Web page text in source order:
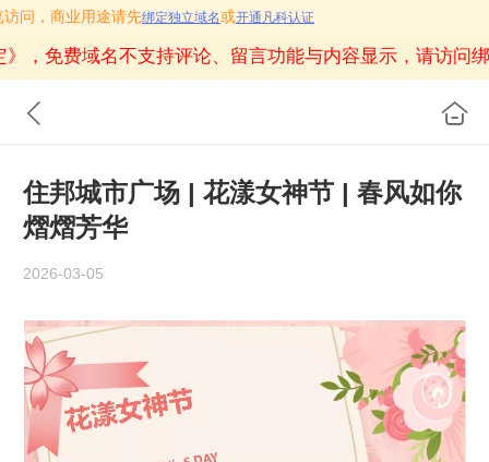
问，商业用途请先绑定独立域名或开通凡科认证
，免费域名不支持评论、留言功能与内容显示，请访问
住邦城市广场 | 花漾女神节 | 春风如你
熠熠芳华
2026-03-05